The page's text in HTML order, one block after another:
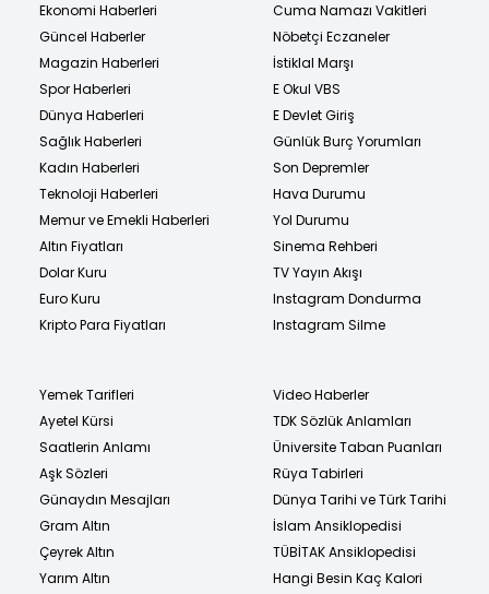
Ekonomi Haberleri
Güncel Haberler
Magazin Haberleri
Spor Haberleri
Dünya Haberleri
Sağlık Haberleri
Kadın Haberleri
Teknoloji Haberleri
Memur ve Emekli Haberleri
Altın Fiyatları
Dolar Kuru
Euro Kuru
Kripto Para Fiyatları
Cuma Namazı Vakitleri
Nöbetçi Eczaneler
İstiklal Marşı
E Okul VBS
E Devlet Giriş
Günlük Burç Yorumları
Son Depremler
Hava Durumu
Yol Durumu
Sinema Rehberi
TV Yayın Akışı
Instagram Dondurma
Instagram Silme
Yemek Tarifleri
Ayetel Kürsi
Saatlerin Anlamı
Aşk Sözleri
Günaydın Mesajları
Gram Altın
Çeyrek Altın
Yarım Altın
Video Haberler
TDK Sözlük Anlamları
Üniversite Taban Puanları
Rüya Tabirleri
Dünya Tarihi ve Türk Tarihi
İslam Ansiklopedisi
TÜBİTAK Ansiklopedisi
Hangi Besin Kaç Kalori